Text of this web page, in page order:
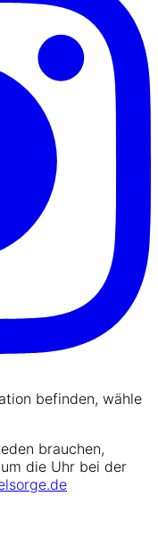
befinden, wähle
brauchen,
die Uhr bei der